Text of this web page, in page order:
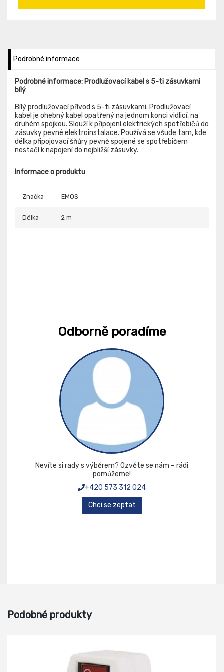
Podrobné informace
Podrobné informace: Prodlužovací kabel s 5-ti zásuvkami
bílý
Bílý prodlužovací přívod s 5-ti zásuvkami. Prodlužovací
kabel je ohebný kabel opatřený na jednom konci vidlicí, na
druhém spojkou. Slouží k připojení elektrických spotřebičů do
zásuvky pevné elektroinstalace. Používá se všude tam, kde
délka připojovací šňůry pevně spojené se spotřebičem
nestačí k napojení do nejbližší zásuvky.
Informace o produktu
Značka EMOS
Délka 2 m
Odborně poradíme
Nevíte si rady s výběrem? Ozvěte se nám – rádi
pomůžeme!
+420 573 312 024
Chci se zeptat
Podobné produkty